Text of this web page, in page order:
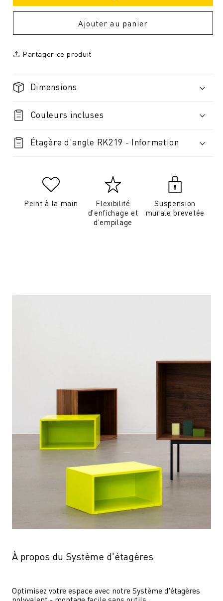
Ajouter au panier
Partager ce produit
Dimensions
Couleurs incluses
Étagère d'angle RK219 - Information
Peint à la main
Flexibilité
d'enfichage et
d'empilage
Suspension
murale brevetée
À propos du Système d'étagères
Optimisez votre espace avec notre Système d'étagères